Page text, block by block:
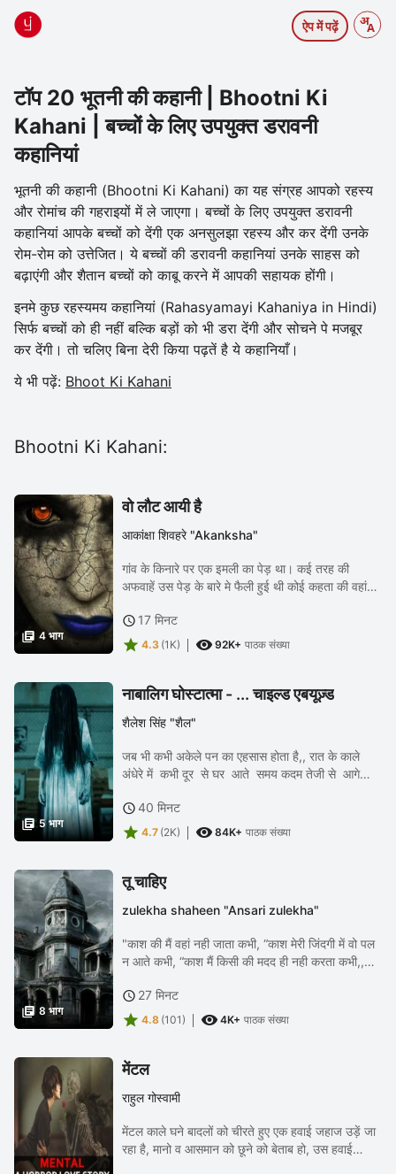
ऐप में पढ़ें
टॉप 20 भूतनी की कहानी | Bhootni Ki
Kahani | बच्चों के लिए उपयुक्त डरावनी
कहानियां
भूतनी की कहानी (Bhootni Ki Kahani) का यह संग्रह आपको रहस्य
और रोमांच की गहराइयों में ले जाएगा। बच्चों के लिए उपयुक्त डरावनी
कहानियां आपके बच्चों को देंगी एक अनसुलझा रहस्य और कर देंगी उनके
रोम-रोम को उत्तेजित। ये बच्चों की डरावनी कहानियां उनके साहस को
बढ़ाएंगी और शैतान बच्चों को काबू करने में आपकी सहायक होंगी।
इनमे कुछ रहस्यमय कहानियां (Rahasyamayi Kahaniya in Hindi)
सिर्फ बच्चों को ही नहीं बल्कि बड़ों को भी डरा देंगी और सोचने पे मजबूर
कर देंगी। तो चलिए बिना देरी किया पढ़तें है ये कहानियाँ।
ये भी पढ़ें: Bhoot Ki Kahani
Bhootni Ki Kahani:
 4 भाग
वो लौट आयी है
आकांक्षा शिवहरे "Akanksha"
गांव के किनारे पर एक इमली का पेड़ था। कई तरह की
अफवाहें उस पेड़ के बारे मे फैली हुई थी कोई कहता की वहां
आधी रात को तंत्र मंत्र करता है और शैतानों...
 17 मिनट
 4.3 (1K)  92K+ पाठक संख्या
 5 भाग
नाबालिग घोस्टात्मा - ... चाइल्ड एबयूज़्ड
शैलेश सिंह "शैल"
जब भी कभी अकेले पन का एहसास होता है,, रात के काले
अंधेरे में कभी दूर से घर आते समय कदम तेजी से आगे
जाता है,, और दिल घबराता है,, मन...
40 मिनट
 4.7 (2K)  84K+ पाठक संख्या
 8 भाग
तू चाहिए
zulekha shaheen "Ansari zulekha"
"काश की मैं वहां नही जाता कभी, “काश मेरी जिंदगी में वो पल
न आते कभी, “काश मैं किसी की मदद ही नही करता कभी,,
देखते साथ, “काश मुझे किसी से मोहब्बत...
 27 मिनट
 4.8 (101)  4K+ पाठक संख्या
मेंटल
राहुल गोस्वामी
मेंटल काले घने बादलों को चीरते हुए एक हवाई जहाज उड़ें जा
रहा है, मानो व आसमान को छूने को बेताब हो, उस हवाई